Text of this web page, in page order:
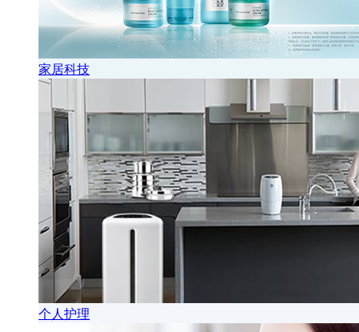
家居科技
个人护理